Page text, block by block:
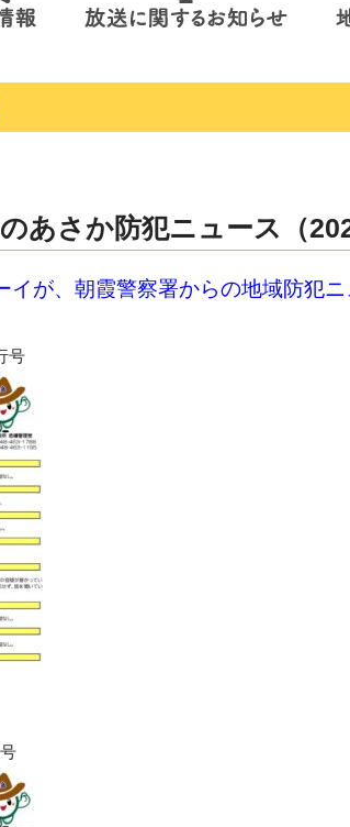
あさか防犯ニュース（
イが、朝霞警察署からの地域防犯ニ
号